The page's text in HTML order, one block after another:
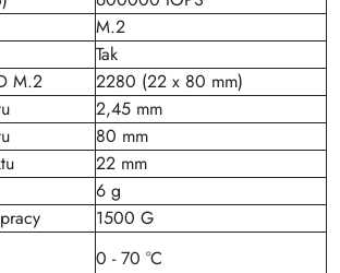
M.2
Tak
M.2
2280 (22 x 80 mm)
2,45 mm
80 mm
22 mm
6 g
1500 G
0 - 70 °C